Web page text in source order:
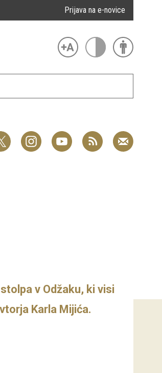
Prijava na e-novice
v Odžaku, ki visi
Karla Mijića.